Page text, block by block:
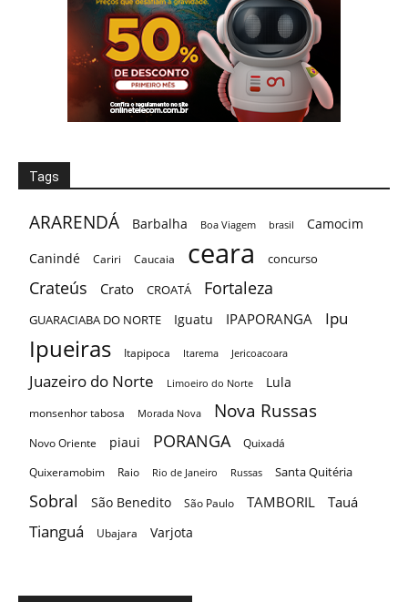
Tags
ARARENDÁ Barbalha Boa Viagem brasil
Camocim
Canindé
Cariri Caucaia ceara concurso
Crateús Crato CROATÁ Fortaleza
GUARACIABA DO NORTE Iguatu IPAPORANGA Ipu
Ipueiras Itapipoca Itarema Jericoacoara
Juazeiro do Norte Limoeiro do Norte Lula
monsenhor tabosa Morada Nova Nova Russas
Novo Oriente piaui PORANGA
Quixadá
Quixeramobim
Raio Rio de Janeiro Russas Santa Quitéria
Sobral São Benedito São Paulo TAMBORIL Tauá
Tianguá Ubajara Varjota